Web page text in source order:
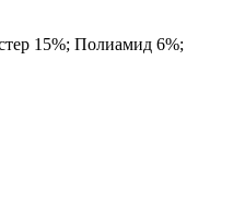
15%; Полиамид 6%;